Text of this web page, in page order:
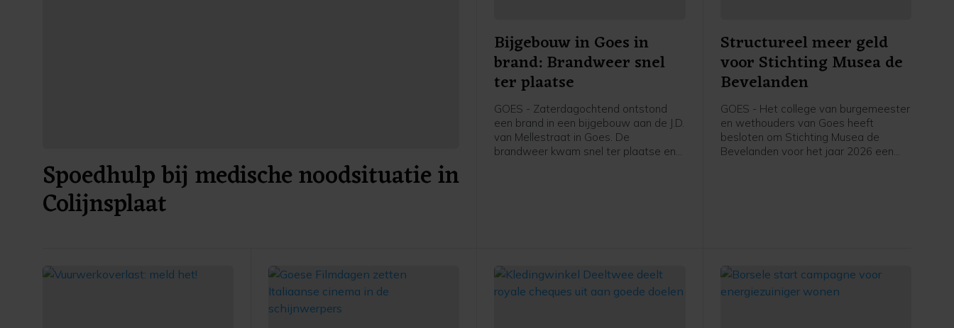
Spoedhulp bij medische noodsituatie in
Colijnsplaat
Bijgebouw in Goes in
brand: Brandweer snel
ter plaatse
GOES - Zaterdagochtend ontstond
een brand in een bijgebouw aan de J.D.
van Mellestraat in Goes. De
brandweer kwam snel ter plaatse en
Structureel meer geld
voor Stichting Musea de
Bevelanden
GOES - Het college van burgemeester
en wethouders van Goes heeft
besloten om Stichting Musea de
Bevelanden voor het jaar 2026 een